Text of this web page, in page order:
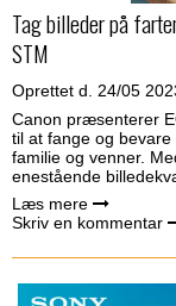
Tag billeder på
STM
Oprettet d. 24/05
Canon præsenterer
til at fange og
familie og venner.
enestående
Læs mere
Skriv en kommentar